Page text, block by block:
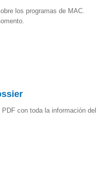
los programas de MAC.
con toda la información del